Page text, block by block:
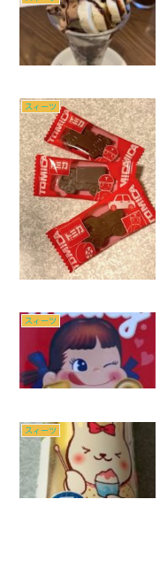
スィーツ
スィーツ
スィーツ